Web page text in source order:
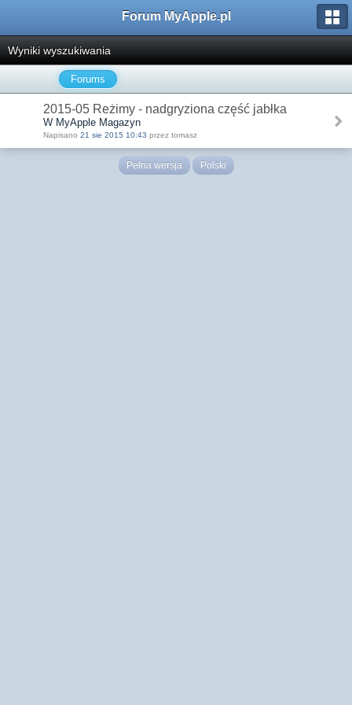
Forum MyApple.pl
Wyniki wyszukiwania
Forums
2015-05 Reżimy - nadgryziona część jabłka
W MyApple Magazyn
Napisano 21 sie 2015 10:43 przez tomasz
Pełna wersja Polski